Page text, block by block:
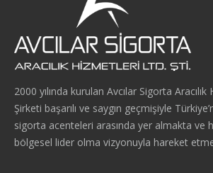
2000 yılında kurulan Avcılar Sigorta
Şirketi başarılı ve saygın geçmişiyle
sigorta acenteleri arasında yer almakta ve
bölgesel lider olma vizyonuyla hareket